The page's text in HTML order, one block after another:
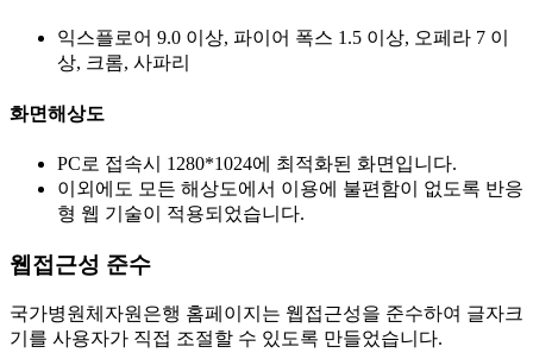
익스플로어 9.0 이상, 파이어 폭스 1.5 이상, 오페라 7 이
상, 크롬, 사파리
화면해상도
PC로 접속시 1280*1024에 최적화된 화면입니다.
이외에도 모든 해상도에서 이용에 불편함이 없도록 반응
형 웹 기술이 적용되었습니다.
웹접근성 준수
국가병원체자원은행 홈페이지는 웹접근성을 준수하여 글자크
기를 사용자가 직접 조절할 수 있도록 만들었습니다.